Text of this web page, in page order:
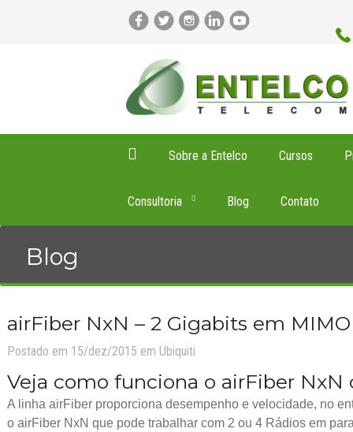
Sobre a Entelco Cursos
Consultoria Blog Contato
Blog
airFiber NxN – 2 Gigabits em
Postado em 15/dez/2015 em Ubiquiti
Veja como funciona o airFiber NxN
A linha airFiber proporciona desempenho e velocidade, no
o airFiber NxN que pode trabalhar com 2 ou 4 Rádios em